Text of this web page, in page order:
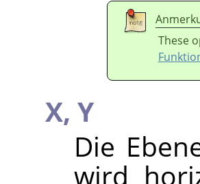
These
X, Y
Die
wird